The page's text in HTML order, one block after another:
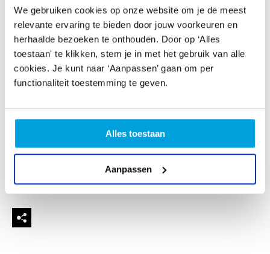
We gebruiken cookies op onze website om je de meest
relevante ervaring te bieden door jouw voorkeuren en
herhaalde bezoeken te onthouden. Door op ‘Alles
toestaan' te klikken, stem je in met het gebruik van alle
cookies. Je kunt naar ‘Aanpassen’ gaan om per
functionaliteit toestemming te geven.
Alles toestaan
Aanpassen
milieudemonstratie, vredesactie of acties voor
mensenrechten. Ook organiseren we eigen optredens.
Het repertoire is deels internationaal - Zuid-Afrikaanse
anti-apartheidsliederen, Spaanstalig, Italiaans, Jiddisch,
Frans, zelfs Japans - deels zelf geschreven en bewerkt.
Soms erg serieus, soms met een ironische inslag.
Heb je belangstelling? Kom vrijblijvend eens kijken en
meezingen op maandagavond om 20.15 uur aan de
Brouwersgracht 2k in Den Haag.
Zie ook onze website. Contributie is 180 Euro per jaar,
en slechts 90 Euro voor mensen met een Ooievaarspas.